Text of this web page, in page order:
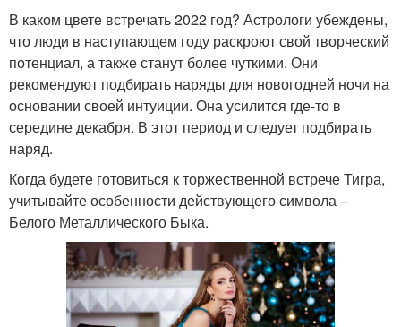
В каком цвете встречать 2022 год? Астрологи убеждены,
что люди в наступающем году раскроют свой творческий
потенциал, а также станут более чуткими. Они
рекомендуют подбирать наряды для новогодней ночи на
основании своей интуиции. Она усилится где-то в
середине декабря. В этот период и следует подбирать
наряд.
Когда будете готовиться к торжественной встрече Тигра,
учитывайте особенности действующего символа –
Белого Металлического Быка.